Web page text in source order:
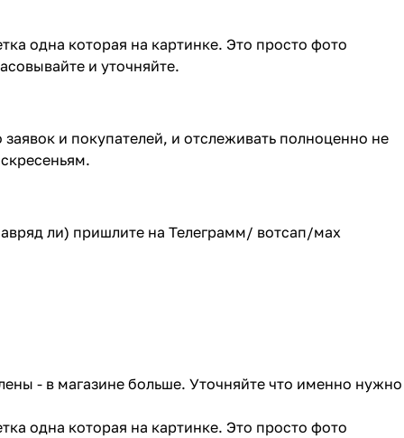
одна которая на картинке. Это просто фото
и уточняйте.
и покупателей, и отслеживать полноценно не
ли) пришлите на Телеграмм/ вотсап/мах
- в магазине больше. Уточняйте что именно нужно
одна которая на картинке. Это просто фото